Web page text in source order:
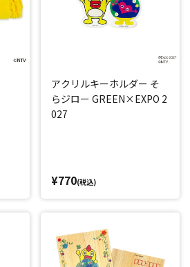
アクリルキーホルダー そ
らジロー GREEN×EXPO 2
027
¥770(税込)